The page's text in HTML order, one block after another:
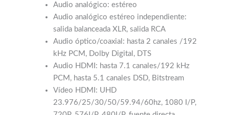
Audio analógico: estéreo
Audio analógico estéreo independiente:
salida balanceada XLR, salida RCA
Audio óptico/coaxial: hasta 2 canales /192
kHz PCM, Dolby Digital, DTS
Audio HDMI: hasta 7.1 canales/192 kHz
PCM, hasta 5.1 canales DSD, Bitstream
Vídeo HDMI: UHD
23.976/25/30/50/59.94/60hz, 1080 I/P,